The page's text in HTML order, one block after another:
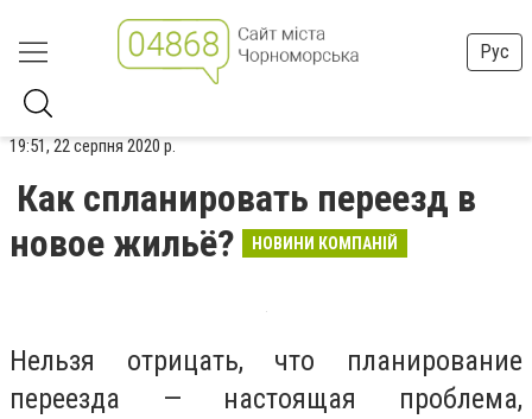
Рус
19:51, 22 серпня 2020 р.
Как спланировать переезд в
новое жильё?
НОВИНИ КОМПАНІЙ
Нельзя отрицать, что планирование
переезда — настоящая проблема,